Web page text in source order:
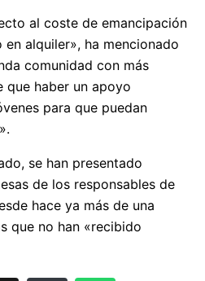
al coste de emancipación
alquiler», ha mencionado
comunidad con más
que haber un apoyo
para que puedan
se han presentado
de los responsables de
hace ya más de una
que no han «recibido